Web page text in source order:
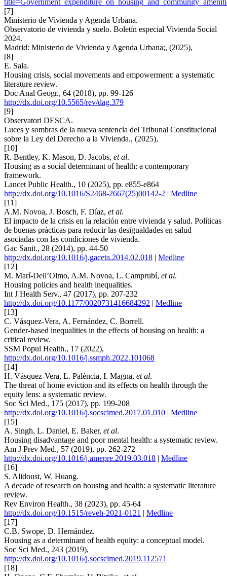
[7]
Ministerio de Vivienda y Agenda Urbana.
Observatorio de vivienda y suelo. Boletín especial Vivienda Social
2024.
Madrid: Ministerio de Vivienda y Agenda Urbana;, (2025),
[8]
E. Sala.
Housing crisis, social movements and empowerment: a systematic
literature review.
Doc Anal Geogr., 64 (2018), pp. 99-126
http://dx.doi.org/10.5565/rev/dag.379
[9]
Observatori DESCA.
Luces y sombras de la nueva sentencia del Tribunal Constitucional
sobre la Ley del Derecho a la Vivienda., (2025),
[10]
R. Bentley, K. Mason, D. Jacobs, et al.
Housing as a social determinant of health: a contemporary
framework.
Lancet Public Health., 10 (2025), pp. e855-e864
http://dx.doi.org/10.1016/S2468-2667(25)00142-2 | Medline
[11]
A.M. Novoa, J. Bosch, F. Díaz, et al.
El impacto de la crisis en la relación entre vivienda y salud. Políticas
de buenas prácticas para reducir las desigualdades en salud
asociadas con las condiciones de vivienda.
Gac Sanit., 28 (2014), pp. 44-50
http://dx.doi.org/10.1016/j.gaceta.2014.02.018 | Medline
[12]
M. Marí-Dell’Olmo, A.M. Novoa, L. Camprubí, et al.
Housing policies and health inequalities.
Int J Health Serv., 47 (2017), pp. 207-232
http://dx.doi.org/10.1177/0020731416684292 | Medline
[13]
C. Vásquez-Vera, A. Fernández, C. Borrell.
Gender-based inequalities in the effects of housing on health: a
critical review.
SSM Popul Health., 17 (2022),
http://dx.doi.org/10.1016/j.ssmph.2022.101068
[14]
H. Vásquez-Vera, L. Palència, I. Magna, et al.
The threat of home eviction and its effects on health through the
equity lens: a systematic review.
Soc Sci Med., 175 (2017), pp. 199-208
http://dx.doi.org/10.1016/j.socscimed.2017.01.010 | Medline
[15]
A. Singh, L. Daniel, E. Baker, et al.
Housing disadvantage and poor mental health: a systematic review.
Am J Prev Med., 57 (2019), pp. 262-272
http://dx.doi.org/10.1016/j.amepre.2019.03.018 | Medline
[16]
S. Alidoust, W. Huang.
A decade of research on housing and health: a systematic literature
review.
Rev Environ Health., 38 (2023), pp. 45-64
http://dx.doi.org/10.1515/reveh-2021-0121 | Medline
[17]
C.B. Swope, D. Hernández.
Housing as a determinant of health equity: a conceptual model.
Soc Sci Med., 243 (2019),
http://dx.doi.org/10.1016/j.socscimed.2019.112571
[18]